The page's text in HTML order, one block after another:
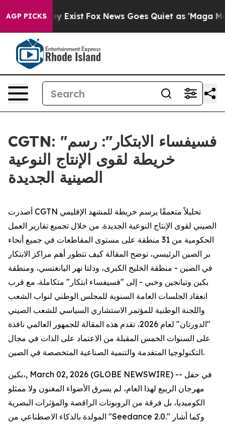
AGP PICKS
They Exist Fox News Goes Quiet as 'Maga
CGTN: "فسيفساء الابتكار": رسم
خريطة لقوى الإنتاج النوعية
الصينية الجديدة
أصدرت CGTN تحليلاً متعمقًا يرسم خريطة للمشهد الإقليمي
الصيني لقوى الإنتاج النوعية الجديدة. من خلال تجميع تقارير العمل
الحكومية من 31 منطقة على مستوى المقاطعات في جميع أنحاء
بر الصين الرئيسي، توضح المقالة كيف تتطور أهم مراكز الابتكار
في الصين - منطقة الخليج الكبرى، ودلتا نهر اليانغتسي، ومنطقة
بكين وتيانجين وخبي - إلى "فسيفساء ابتكار" متكاملة. مع قرب
انعقاد الجلسات العامة السنوية للمجلس الوطني لنواب الشعب
واللجنة الوطنية للمؤتمر الاستشاري السياسي للشعب الصيني
"الدورتان" لعام 2026، تقدم هذه المقالة للجمهور العالمي نافذة
على السنوات الخمس المقبلة من الاعتماد على الذات في مجال
التكنولوجيا المتقدمة والتنمية الصناعية المتخصصة في الصين.
بكين،, March 02, 2026 (GLOBE NEWSWIRE) -- في حفل
مهرجان الربيع لهذا العام، لم يسرق الأضواء المغنون ولا ممثلو
الكوميديا، بل فرقة من الروبوتات الراقصة والمؤثرات البصرية
المولدة بالذكاء الاصطناعي من "Seedance 2.0." وكما أشار